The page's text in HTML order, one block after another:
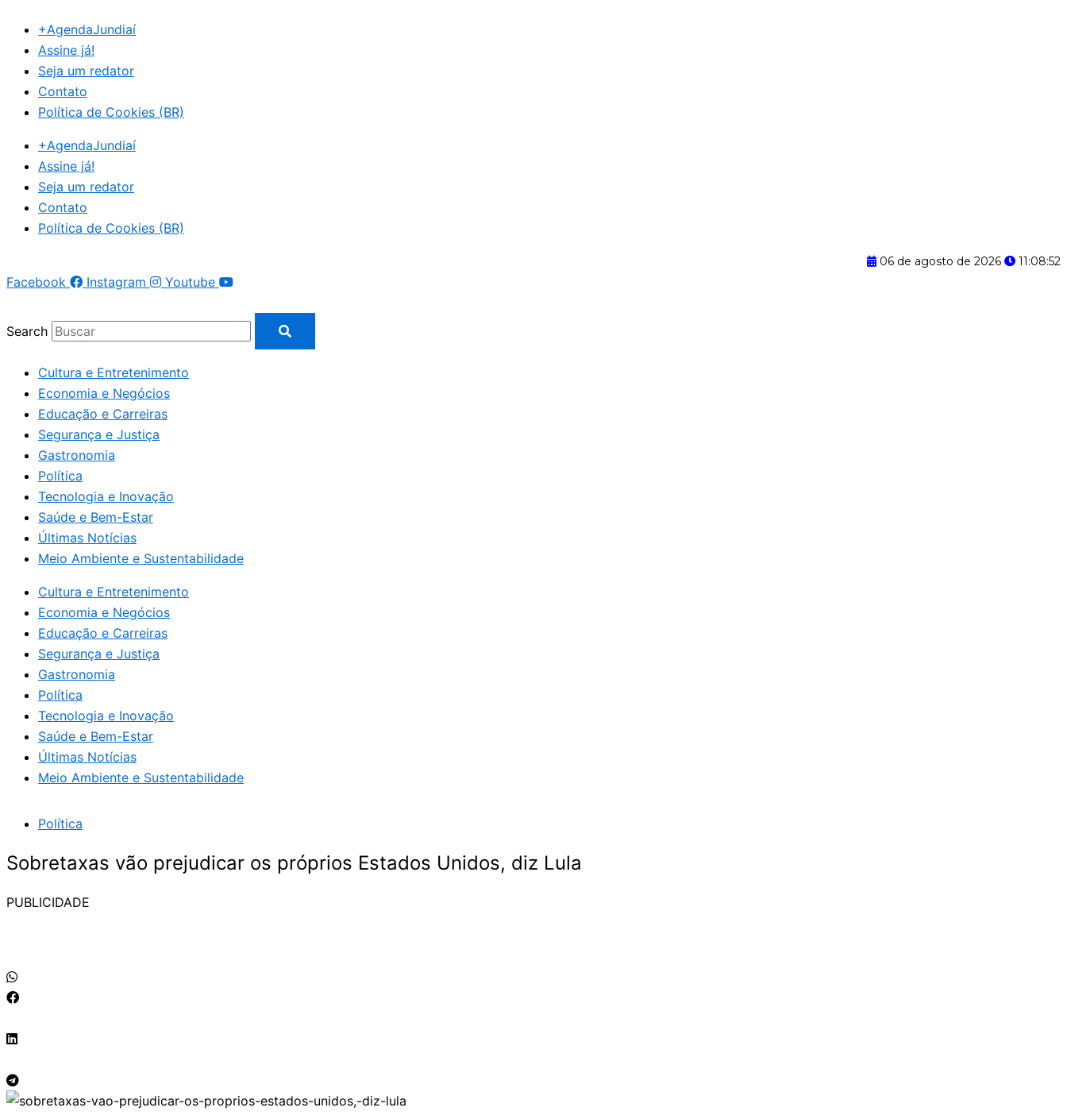
para
conteúdo
+AgendaJundiaí
Assine já!
Seja um redator
Contato
Política de Cookies (BR)
+AgendaJundiaí
Assine já!
Seja um redator
Contato
Política de Cookies (BR)
06 de agosto de 2026 11:08:53
Facebook Instagram Youtube
Search
Cultura e Entretenimento
Economia e Negócios
Educação e Carreiras
Segurança e Justiça
Gastronomia
Política
Tecnologia e Inovação
Saúde e Bem-Estar
Últimas Notícias
Meio Ambiente e Sustentabilidade
Cultura e Entretenimento
Economia e Negócios
Educação e Carreiras
Segurança e Justiça
Gastronomia
Política
Tecnologia e Inovação
Saúde e Bem-Estar
Últimas Notícias
Meio Ambiente e Sustentabilidade
Política
Sobretaxas vão prejudicar os próprios Estados Unidos, diz Lula
PUBLICIDADE